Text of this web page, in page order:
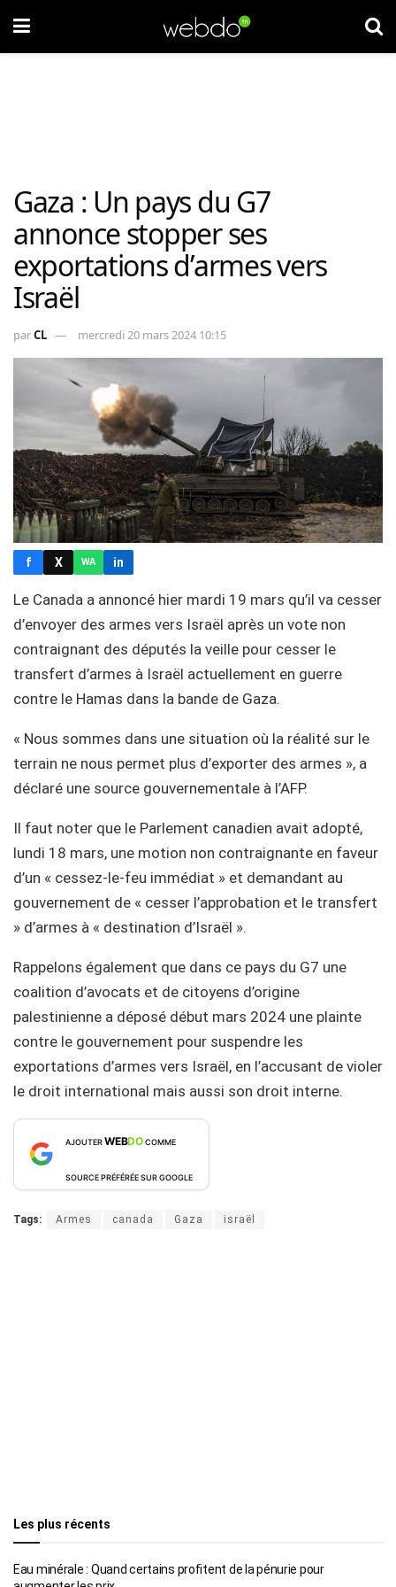
Gaza : Un pays du G7
annonce stopper ses
exportations d’armes vers
Israël
parCL mercredi 20 mars 2024 10:15
f X WA in
Le Canada a annoncé hier mardi 19 mars qu’il va cesser
d’envoyer des armes vers Israël après un vote non
contraignant des députés la veille pour cesser le
transfert d’armes à Israël actuellement en guerre
contre le Hamas dans la bande de Gaza.
« Nous sommes dans une situation où la réalité sur le
terrain ne nous permet plus d’exporter des armes », a
déclaré une source gouvernementale à l’AFP.
Il faut noter que le Parlement canadien avait adopté,
lundi 18 mars, une motion non contraignante en faveur
d’un « cessez-le-feu immédiat » et demandant au
gouvernement de « cesser l’approbation et le transfert
» d’armes à « destination d’Israël ».
Rappelons également que dans ce pays du G7 une
coalition d’avocats et de citoyens d’origine
palestinienne a déposé début mars 2024 une plainte
contre le gouvernement pour suspendre les
exportations d’armes vers Israël, en l’accusant de violer
le droit international mais aussi son droit interne.
AJOUTERWEBDOCOMME
SOURCE PRÉFÉRÉE SUR GOOGLE
Tags: Armes canada Gaza israël
Les plus récents
Eau minérale : Quand certains profitent de la pénurie pour